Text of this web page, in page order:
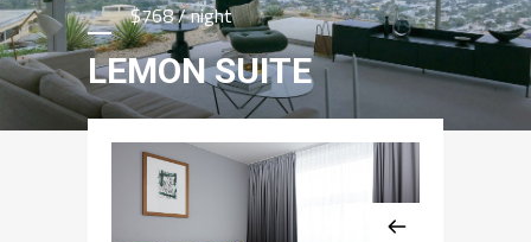
$768 / night
LEMON SUITE